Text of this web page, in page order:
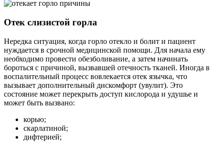
Отек слизистой горла
Нередка ситуация, когда горло отекло и болит и пациент
нуждается в срочной медицинской помощи. Для начала ему
необходимо провести обезболивание, а затем начинать
бороться с причиной, вызвавшей отечность тканей. Иногда в
воспалительный процесс вовлекается отек язычка, что
вызывает дополнительный дискомфорт (увулит). Это
состояние может перекрыть доступ кислорода и удушье и
может быть вызвано:
корью;
скарлатиной;
дифтерией;